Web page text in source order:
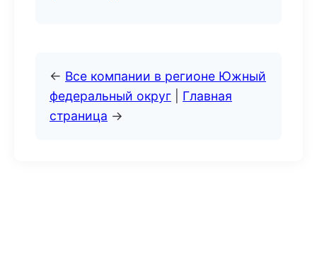
← Все компании в регионе Южный
федеральный округ
Главная
страница →